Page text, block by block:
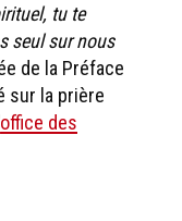
tu te
seul sur nous
de la Préface
sur la prière
office des